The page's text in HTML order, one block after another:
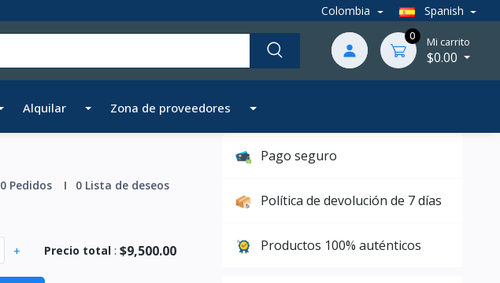
Colombia Spanish
0 Mi carrito
$0.00
Alquilar Zona de proveedores
0 Pedidos 0 Lista de deseos
+ Precio total: $9,500.00
Pago seguro
Política de devolución de 7 días
Productos 100% auténticos